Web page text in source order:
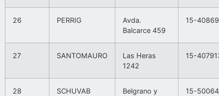
26 PERRIG
Avda.
Balcarce 459
15-
27 SANTOMAURO
Las Heras
1242
15-
28 SCHUVAB
Belgrano y
15-